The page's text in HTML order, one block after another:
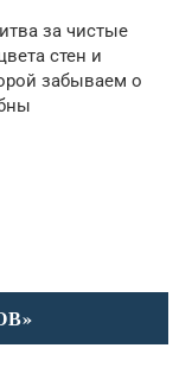
за чистые
стен и
забываем о